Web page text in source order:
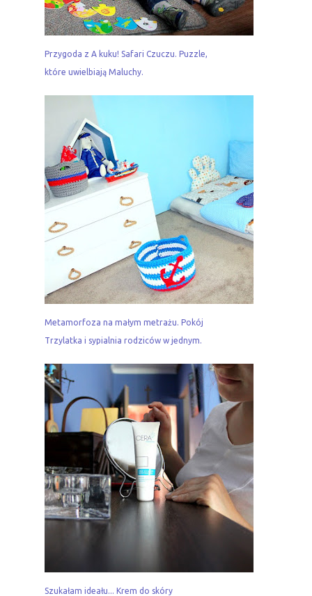
Przygoda z A kuku! Safari Czuczu. Puzzle,
które uwielbiają Maluchy.
Metamorfoza na małym metrażu. Pokój
Trzylatka i sypialnia rodziców w jednym.
Szukałam ideału... Krem do skóry